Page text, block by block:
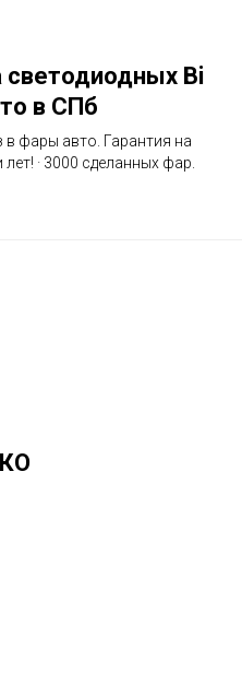
светодиодных Bi
в СПб
в фары авто. Гарантия на
· 3000 сделанных фар.